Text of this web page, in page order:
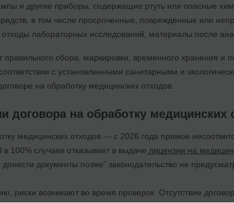
и другие приборы, содержащие ртуть или опасные
в том числе просроченные, поврежденные или
лабораторных исследований, материалы после
правильного сбора, маркировки, временного хранения
с установленными санитарными и
на обработку медицинских отходов.
договора на обработку медицинских
медицинских отходов — с 2026 года прямое
100% случаев отказывает в выдаче лицензии на
документы позже” законодательство не
риски возникают во время проверок. Отсутствие